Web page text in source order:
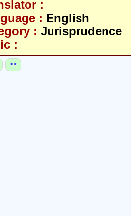
:
: English
: Jurisprudence
:
>>